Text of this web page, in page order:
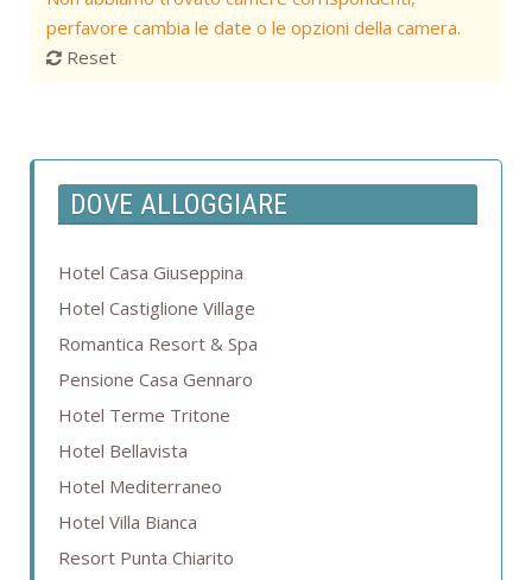
perfavore cambia le date o le opzioni della camera.
Reset
DOVE ALLOGGIARE
Hotel Casa Giuseppina
Hotel Castiglione Village
Romantica Resort & Spa
Pensione Casa Gennaro
Hotel Terme Tritone
Hotel Bellavista
Hotel Mediterraneo
Hotel Villa Bianca
Resort Punta Chiarito